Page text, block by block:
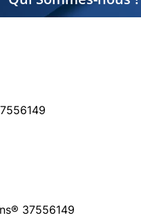
37556149